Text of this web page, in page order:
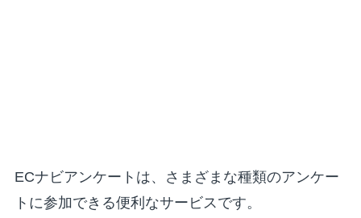
ECナビアンケートは、さまざまな種類のアンケー
トに参加できる便利なサービスです。